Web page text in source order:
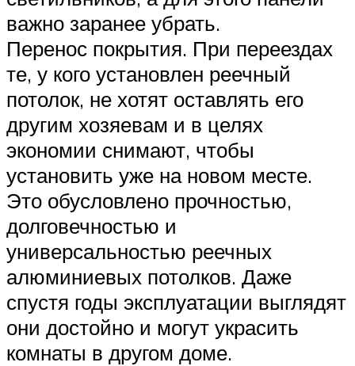
важно заранее убрать.
Перенос покрытия. При переездах
те, у кого установлен реечный
потолок, не хотят оставлять его
другим хозяевам и в целях
экономии снимают, чтобы
установить уже на новом месте.
Это обусловлено прочностью,
долговечностью и
универсальностью реечных
алюминиевых потолков. Даже
спустя годы эксплуатации выглядят
они достойно и могут украсить
комнаты в другом доме.